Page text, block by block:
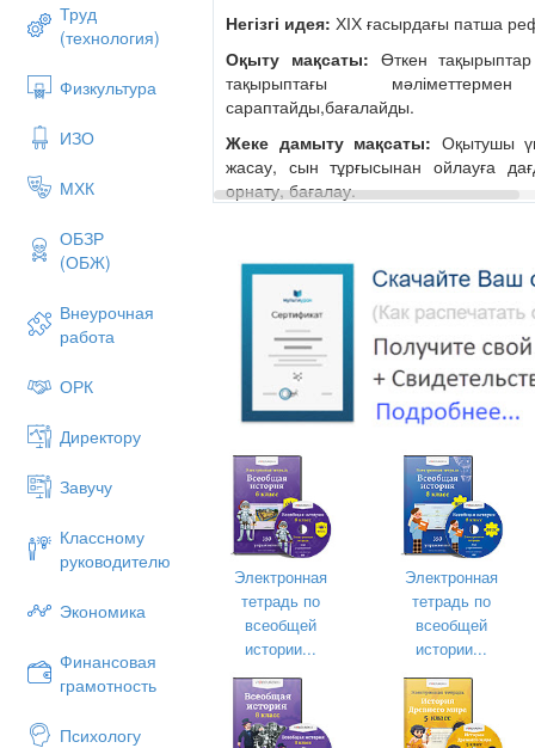
Труд
(технология)
Физкультура
ИЗО
МХК
ОБЗР
(ОБЖ)
Внеурочная
работа
ОРК
Директору
Завучу
Классному
руководителю
Экономика
Финансовая
грамотность
Психологу
Негізгі идея:ХІХ ғасырдағы патша
Оқыту мақсаты: Өткен
тақырыптағы
сараптайды,бағалайды.
Жеке дамыту мақсаты: Оқытушы
жасау, сын тұрғысынан ойлауға
орнату, бағалау.
мәлімет алады, өткен тақырып
әрекетін бағалайды.
Сабақтың өту формасы :
Пресс –
Сабақтың
сатысы
Уақы
Мұғалімнің
Сабақты
ұйымдастыру
2 мин
Жағымды
жағдай
Сынып
топтастыру
тілеу
Электронная
тетрадь по
всеобщей
истории...
Электронная
тетрадь по
всеобщей
истории...